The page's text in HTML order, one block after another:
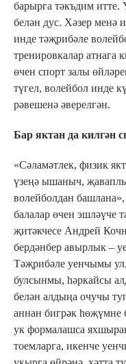
барырга тәкъдим итте.
белән дус. Хәзер менә
инде тәҗрибәле
тренировкалар атнага
өчен спорт залы
түгел, волейбол инде
рәвешенә әверелгән.
Бар яктан да килгән
«Сәламәтлек, физик
үзеңә ышаныч,
волейболдан
балалар өчен эшләүче
җитәкчесе Андрей
бердәнбер авырлык –
Тәҗрибәле уенчымы ул,
булсынмы, һәркайсы
белән алдыңа очучы
аннан бигрәк һөҗүмне
ук формалашса
тоемларга, икенче